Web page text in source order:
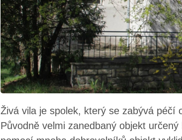
Živá vila je spolek, který se zabývá péčí
Původně velmi zanedbaný objekt